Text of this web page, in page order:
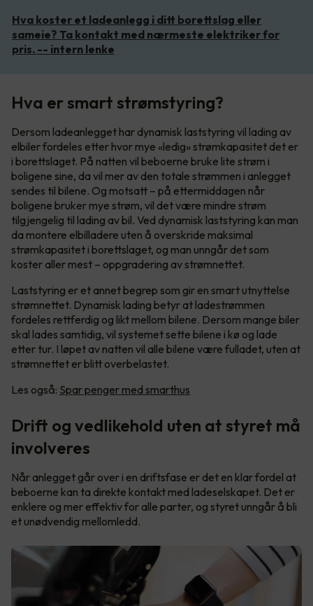
Hva koster et ladeanlegg i ditt borettslag eller
sameie? Ta kontakt med nærmeste elektriker for
pris. -- intern lenke
Hva er smart strømstyring?
Dersom ladeanlegget har dynamisk laststyring vil lading av
elbiler fordeles etter hvor mye «ledig» strømkapasitet det er
i borettslaget. På natten vil beboerne bruke lite strøm i
boligene sine, da vil mer av den totale strømmen i anlegget
sendes til bilene. Og motsatt – på ettermiddagen når
boligene bruker mye strøm, vil det være mindre strøm
tilgjengelig til lading av bil. Ved dynamisk laststyring kan man
da montere elbilladere uten å overskride maksimal
strømkapasitet i borettslaget, og man unngår det som
koster aller mest – oppgradering av strømnettet.
Laststyring er et annet begrep som gir en smart utnyttelse
strømnettet. Dynamisk lading betyr at ladestrømmen
fordeles rettferdig og likt mellom bilene. Dersom mange biler
skal lades samtidig, vil systemet sette bilene i kø og lade
etter tur. I løpet av natten vil alle bilene være fulladet, uten at
strømnettet er blitt overbelastet.
Les også: Spar penger med smarthus
Drift og vedlikehold uten at styret må
involveres
Når anlegget går over i en driftsfase er det en klar fordel at
beboerne kan ta direkte kontakt med ladeselskapet. Det er
enklere og mer effektiv for alle parter, og styret unngår å bli
et unødvendig mellomledd.